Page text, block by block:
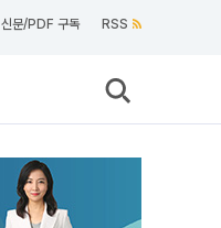
신문/PDF 구독 RSS